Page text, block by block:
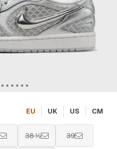
EU UK US CM
38 ½ 39